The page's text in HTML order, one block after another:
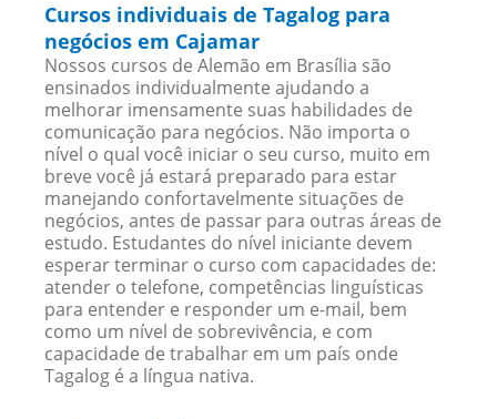
Cursos individuais de Tagalog para
negócios em Cajamar
Nossos cursos de Alemão em Brasília são
ensinados individualmente ajudando a
melhorar imensamente suas habilidades de
comunicação para negócios. Não importa o
nível o qual você iniciar o seu curso, muito em
breve você já estará preparado para estar
manejando confortavelmente situações de
negócios, antes de passar para outras áreas de
estudo. Estudantes do nível iniciante devem
esperar terminar o curso com capacidades de:
atender o telefone, competências linguísticas
para entender e responder um e-mail, bem
como um nível de sobrevivência, e com
capacidade de trabalhar em um país onde
Tagalog é a língua nativa.